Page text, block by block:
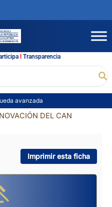
l Transparencia
avanzada
DEL CAN
Imprimir esta ficha